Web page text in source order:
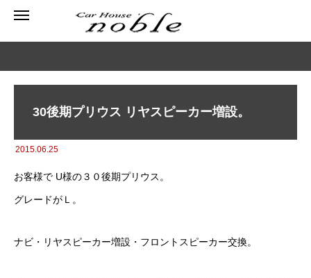
30後期プリウス リヤスピーカー増設。
2015.06.25
お客様で U様の３０後期プリウス。
グレードがＬ。
ナビ・リヤスピーカー増設・フロントスピーカー交換。